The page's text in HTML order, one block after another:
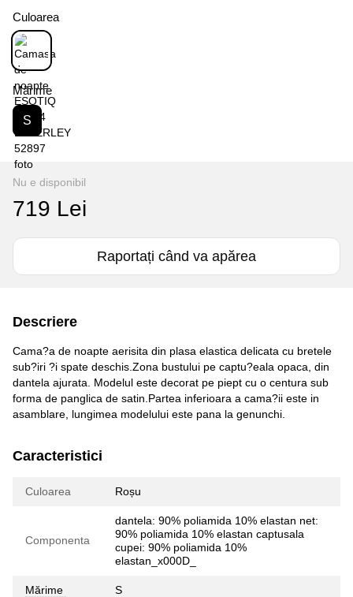
Culoarea
Mărime
S
Nu e disponibil
719 Lei
Raportați când va apărea
Descriere
Cama?a de noapte aerisita din plasa elastica delicata cu bretele
sub?iri ?i spate deschis.Zona bustului pe captu?eala opaca, din
dantela ajurata. Modelul este decorat pe piept cu o centura sub
forma de panglica de satin.Partea inferioara a cama?ii este in
asamblare, lungimea modelului este pana la genunchi.
Caracteristici
Culoarea Roșu
Componenta
dantela: 90% poliamida 10% elastan net:
90% poliamida 10% elastan captusala
cupei: 90% poliamida 10%
elastan_x000D_
Mărime S